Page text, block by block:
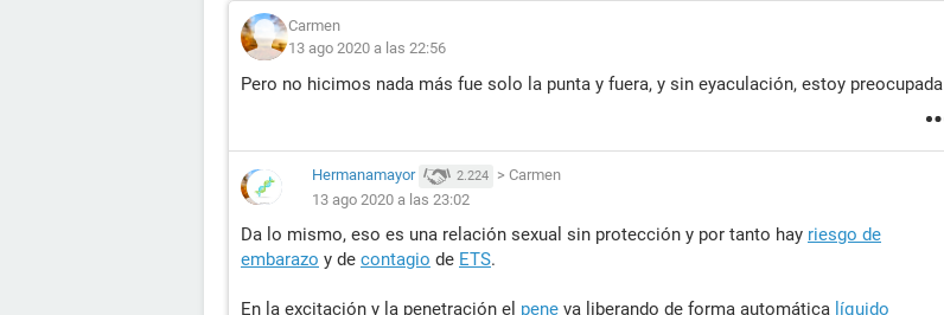
Carmen
13 ago 2020 a las 22:56
Pero no hicimos nada más fue solo la punta y fuera, y sin eyaculación, estoy preocupada
Hermanamayor 2.224 > Carmen
13 ago 2020 a las 23:02
Da lo mismo, eso es una relación sexual sin protección y por tanto hay riesgo de
embarazo y de contagio de ETS.
En la excitación y la penetración el pene va liberando de forma automática líquido